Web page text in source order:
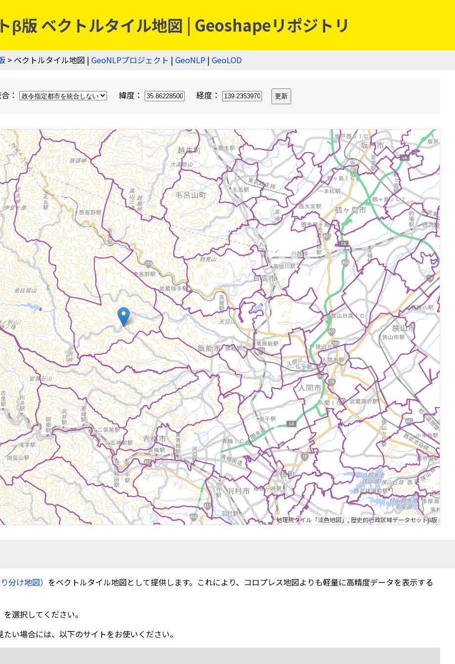
β版 ベクトルタイル地図 | Geoshapeリポジトリ
> ベクトルタイル地図 | GeoNLPプロジェクト | GeoNLP | GeoLOD
： 緯度： 経度：
地理院タイル「淡色地図」,歴史的行政区域データセットβ版
分け地図） をベクトルタイル地図として提供します。これにより、コロプレス地図よりも軽量に高精度データを表示する
選択してください。
い場合には、以下のサイトをお使いください。